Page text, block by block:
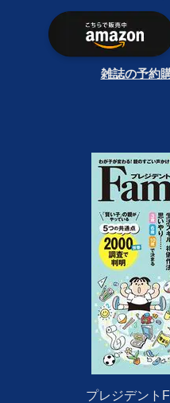
雑誌の予約
プレジデント